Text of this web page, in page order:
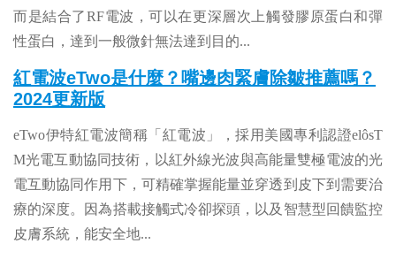
而是結合了RF電波，可以在更深層次上觸發膠原蛋白和彈
性蛋白，達到一般微針無法達到目的...
紅電波eTwo是什麼？嘴邊肉緊膚除皺推薦嗎？
2024更新版
eTwo伊特紅電波簡稱「紅電波」，採用美國專利認證elôsT
M光電互動協同技術，以紅外線光波與高能量雙極電波的光
電互動協同作用下，可精確掌握能量並穿透到皮下到需要治
療的深度。因為搭載接觸式冷卻探頭，以及智慧型回饋監控
皮膚系統，能安全地...